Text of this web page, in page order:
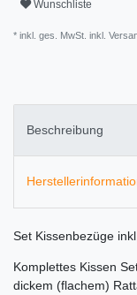
Wunschliste
* inkl. ges. MwSt. inkl.
Beschreibung
Set Kissenbezüge
Komplettes Kissen
dickem (flachem)